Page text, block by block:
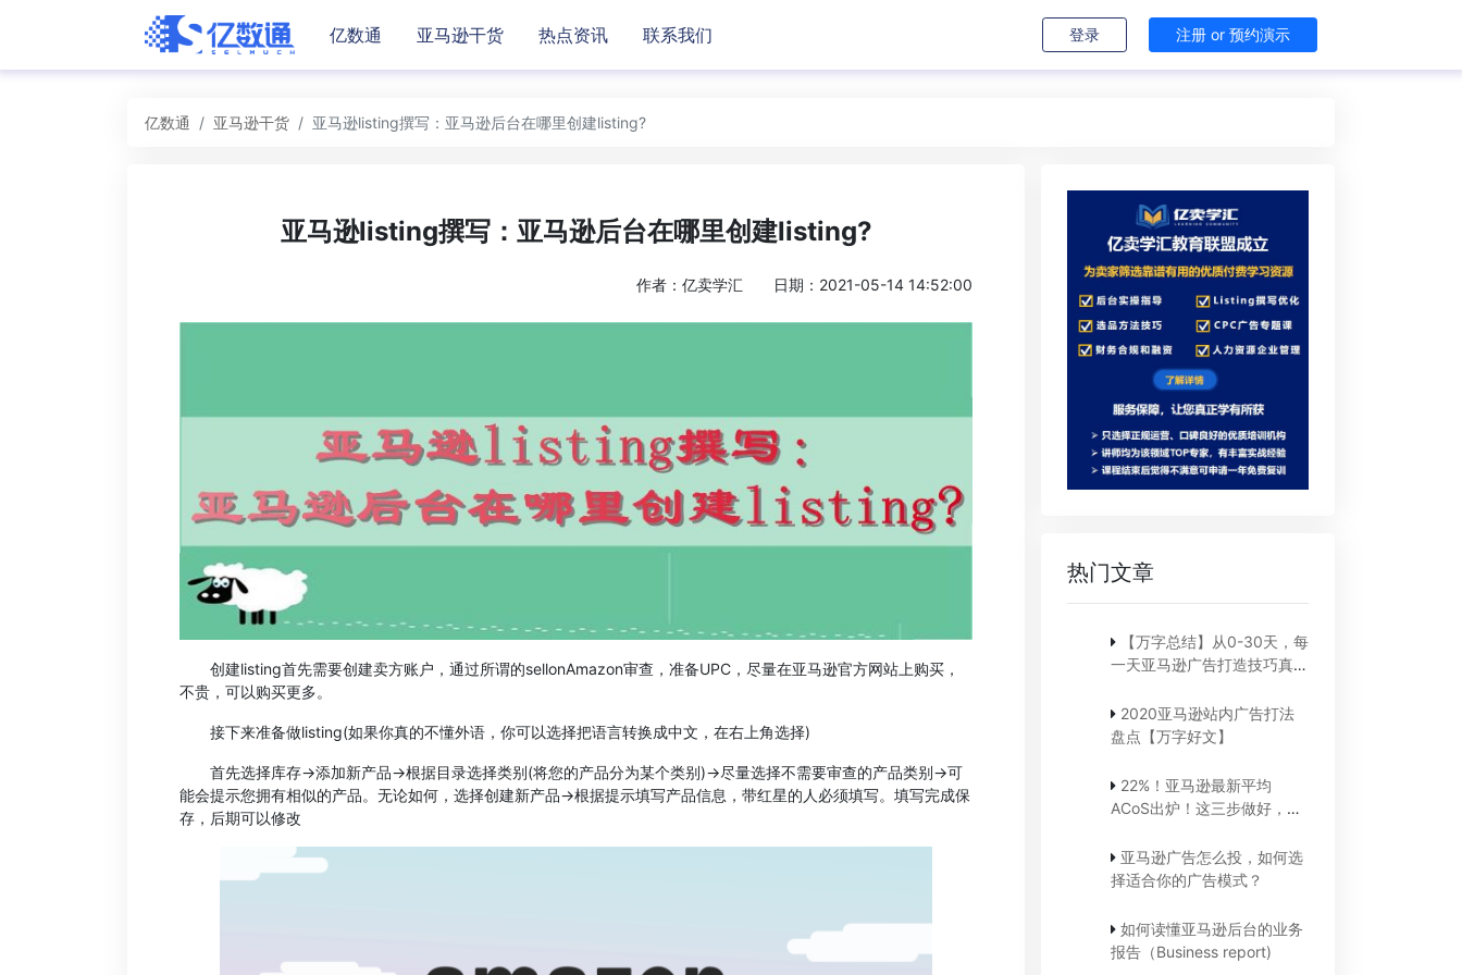
亿数通 亚马逊干货 热点资讯 联系我们 登录 注册 or 预约演示
亿数通 亚马逊干货 亚马逊listing撰写：亚马逊后台在哪里创建listing?
亚马逊listing撰写：亚马逊后台在哪里创建listing?
作者：亿卖学汇 日期：2021-05-14 14:52:00
创建listing首先需要创建卖方账户，通过所谓的sellonAmazon审查，准备UPC，尽量在亚马逊官方网站上购买，
不贵，可以购买更多。
接下来准备做listing(如果你真的不懂外语，你可以选择把语言转换成中文，在右上角选择)
首先选择库存->添加新产品->根据目录选择类别(将您的产品分为某个类别)->尽量选择不需要审查的产品类别->可
能会提示您拥有相似的产品。无论如何，选择创建新产品->根据提示填写产品信息，带红星的人必须填写。填写完成保
存，后期可以修改
热门文章
【万字总结】从0-30天，每
一天亚马逊广告打造技巧真实
2020亚马逊站内广告打法
盘点【万字好文】
22%！亚马逊最新平均
ACoS出炉！这三步做好，
亚马逊广告怎么投，如何选
择适合你的广告模式？
如何读懂亚马逊后台的业务
报告（Business report)